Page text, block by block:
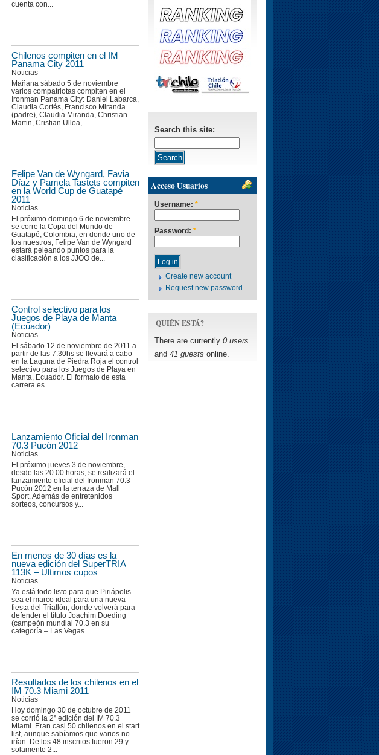
cuenta con...
Chilenos compiten en el IM
Panama City 2011
Noticias
Mañana sábado 5 de noviembre
varios compatriotas compiten en el
Ironman Panama City: Daniel Labarca,
Claudia Cortés, Francisco Miranda
(padre), Claudia Miranda, Christian
Martin, Cristian Ulloa,...
Felipe Van de Wyngard, Favia
Díaz y Pamela Tastets compiten
en la World Cup de Guatapé
2011
Noticias
El próximo domingo 6 de noviembre
se corre la Copa del Mundo de
Guatapé, Colombia, en donde uno de
los nuestros, Felipe Van de Wyngard
estará peleando puntos para la
clasificación a los JJOO de...
Control selectivo para los
Juegos de Playa de Manta
(Ecuador)
Noticias
El sábado 12 de noviembre de 2011 a
partir de las 7:30hs se llevará a cabo
en la Laguna de Piedra Roja el control
selectivo para los Juegos de Playa en
Manta, Ecuador. El formato de esta
carrera es...
Lanzamiento Oficial del Ironman
70.3 Pucón 2012
Noticias
El próximo jueves 3 de noviembre,
desde las 20:00 horas, se realizará el
lanzamiento oficial del Ironman 70.3
Pucón 2012 en la terraza de Mall
Sport. Además de entretenidos
sorteos, concursos y...
En menos de 30 días es la
nueva edición del SuperTRIA
113K – Últimos cupos
Noticias
Ya está todo listo para que Piriápolis
sea el marco ideal para una nueva
fiesta del Triatlón, donde volverá para
defender el título Joachim Doeding
(campeón mundial 70.3 en su
categoría – Las Vegas...
Resultados de los chilenos en el
IM 70.3 Miami 2011
Noticias
Hoy domingo 30 de octubre de 2011
se corrió la 2ª edición del IM 70.3
Miami. Eran casi 50 chilenos en el start
list, aunque sabíamos que varios no
irían. De los 48 inscritos fueron 29 y
solamente 2...
Search this site:
Acceso Usuarios
Username: *
Password: *
Create new account
Request new password
QUIÉN ESTÁ?
There are currently 0 users
and 41 guests online.